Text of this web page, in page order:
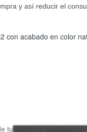
y así reducir el
con acabado en color
tu diseño o modifica